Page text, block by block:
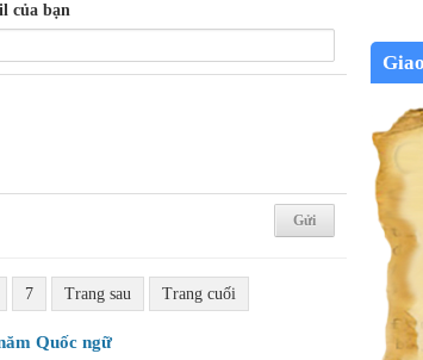
của bạn
7 Trang sau Trang cuối
Quốc ngữ